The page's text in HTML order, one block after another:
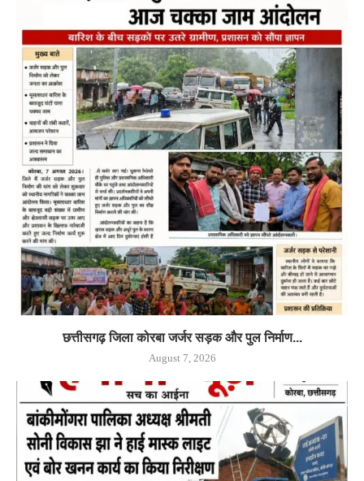
छत्तीसगढ़ जिला कोरबा जर्जर सड़क और पुल निर्माण...
August 7, 2026